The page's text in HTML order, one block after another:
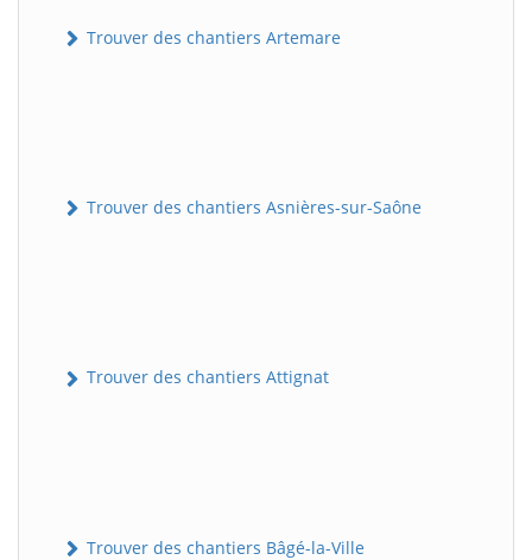
Trouver des chantiers Artemare
Trouver des chantiers Asnières-sur-Saône
Trouver des chantiers Attignat
Trouver des chantiers Bâgé-la-Ville